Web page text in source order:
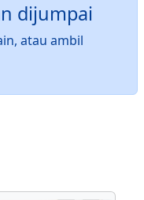
dijumpai
atau ambil